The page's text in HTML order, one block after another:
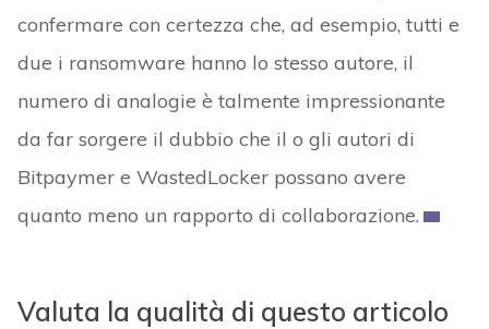
confermare con certezza che, ad esempio, tutti e
due i ransomware hanno lo stesso autore, il
numero di analogie è talmente impressionante
da far sorgere il dubbio che il o gli autori di
Bitpaymer e WastedLocker possano avere
quanto meno un rapporto di collaborazione.
Valuta la qualità di questo articolo